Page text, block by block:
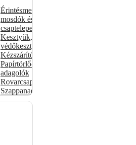
Érintésmentes
mosdók és
csaptelepek
Kesztyűk,
védőkesztyűk
Kézszárítók
Papírtörlő-
adagolók
Rovarcsapdák
Szappanadagolók